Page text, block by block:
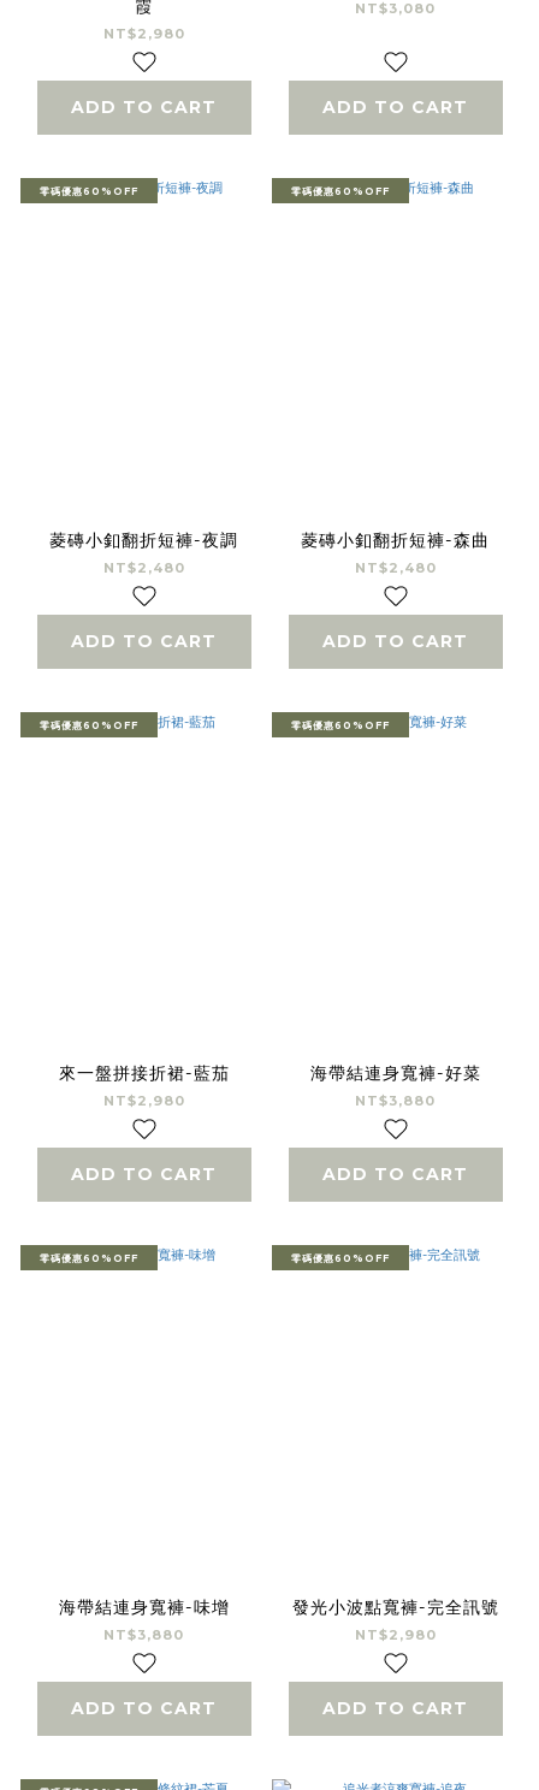
霞
NT$2,980
ADD TO CART
NT$3,080
ADD TO CART
零碼優惠60%OFF
菱磚小釦翻折短褲-夜調
NT$2,480
ADD TO CART
零碼優惠60%OFF
菱磚小釦翻折短褲-森曲
NT$2,480
ADD TO CART
零碼優惠60%OFF
來一盤拼接折裙-藍茄
NT$2,980
ADD TO CART
零碼優惠60%OFF
海帶結連身寬褲-好菜
NT$3,880
ADD TO CART
零碼優惠60%OFF
海帶結連身寬褲-味增
NT$3,880
ADD TO CART
零碼優惠60%OFF
發光小波點寬褲-完全訊號
NT$2,980
ADD TO CART